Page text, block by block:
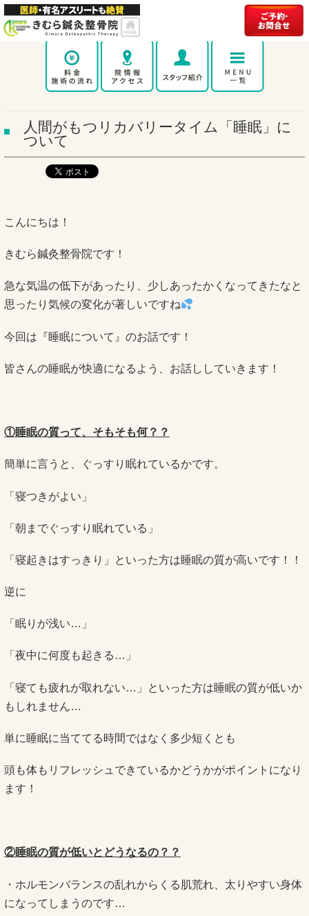
人間がもつリカバリータイム「睡眠」に
ついて
こんにちは！
きむら鍼灸整骨院です！
急な気温の低下があったり、少しあったかくなってきたなと
思ったり気候の変化が著しいですね
今回は『睡眠について』のお話です！
皆さんの睡眠が快適になるよう、お話ししていきます！
①睡眠の質って、そもそも何？？
簡単に言うと、ぐっすり眠れているかです。
「寝つきがよい」
「朝までぐっすり眠れている」
「寝起きはすっきり」といった方は睡眠の質が高いです！！
逆に
「眠りが浅い…」
「夜中に何度も起きる…」
「寝ても疲れが取れない…」といった方は睡眠の質が低いか
もしれません…
単に睡眠に当ててる時間ではなく多少短くとも
頭も体もリフレッシュできているかどうかがポイントになり
ます！
②睡眠の質が低いとどうなるの？？
・ホルモンバランスの乱れからくる肌荒れ、太りやすい身体
になってしまうのです…